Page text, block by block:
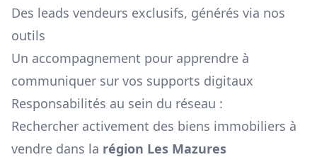
Des leads vendeurs exclusifs, générés via nos
outils
Un accompagnement pour apprendre à
communiquer sur vos supports digitaux
Responsabilités au sein du réseau :
Rechercher activement des biens immobiliers à
vendre dans la région Les Mazures